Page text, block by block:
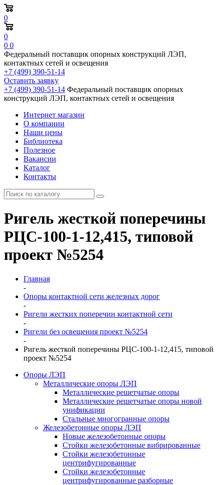
0
0
0 0
Федеральный поставщик опорных конструкций ЛЭП,
контактных сетей и освещения
+7 (499) 390-51-14
Оставить заявку
+7 (499) 390-51-14 Федеральный поставщик опорных
конструкций ЛЭП, контактных сетей и освещения
Интернет магазин
О компании
Наши цены
Библиотека
Полезное
Вакансии
Каталог
Контакты
Ригель жесткой поперечины
РЦС-100-1-12,415, типовой
проект №5254
Главная
-
Опоры контактной сети железных дорог
-
Ригели жестких поперечин контактной сети
-
Ригели без освещения проект №5254
-
Ригель жесткой поперечины РЦС-100-1-12,415, типовой
проект №5254
Опоры ЛЭП
Металлические опоры ЛЭП
Металлические решетчатые опоры
Металлические решетчатые опоры новой
унификации
Стальные многогранные опоры
Железобетонные опоры ЛЭП
Новые железобетонные опоры
Стойки железобетонные вибрированные
Стойки железобетонные
центрифугированные
Стойки железобетонные
центрифугированные разборные